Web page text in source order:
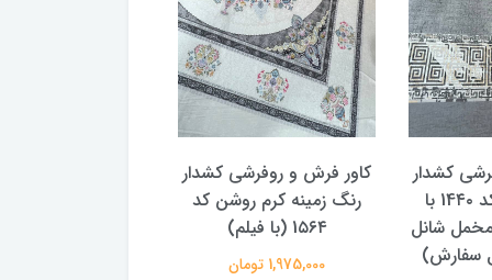
کشدار
مدل ورساچه کد 14۴۰ با
شانل
سفارش)
کاور فرش و روفرشی کشدار
رنگ زمینه کرم روشن کد
1۵۶۴ (با فیلم)
1,975,000 تومان